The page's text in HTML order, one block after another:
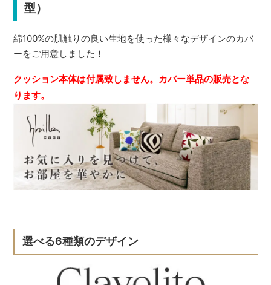
型）
綿100%の肌触りの良い生地を使った様々なデザインのカバ
ーをご用意しました！
クッション本体は付属致しません。カバー単品の販売とな
ります。
選べる6種類のデザイン